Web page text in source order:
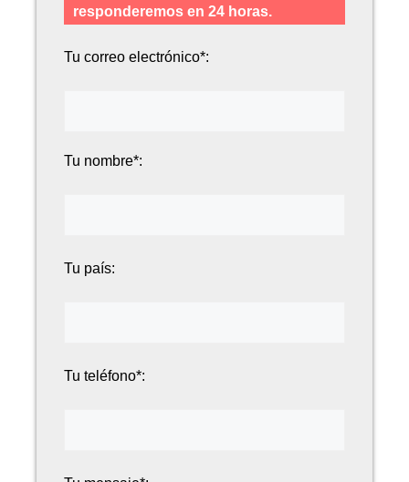
responderemos en 24 horas.
Tu correo electrónico*:
Tu nombre*:
Tu país:
Tu teléfono*: